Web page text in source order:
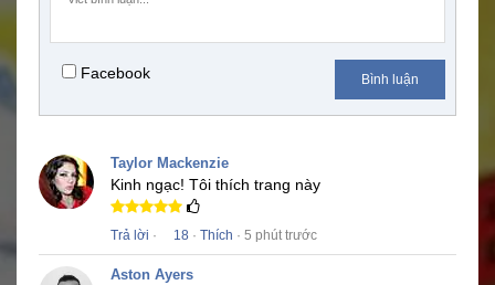
Facebook Bình luận
Taylor Mackenzie
Kinh ngạc! Tôi thích trang này
Trả lời · 18 · Thích · 5 phút trước
Aston Ayers